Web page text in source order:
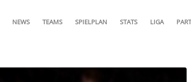
NEWS TEAMS SPIELPLAN STATS LIGA